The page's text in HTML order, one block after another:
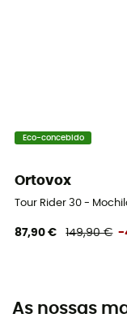
Eco-concebido
Ortovox
Tour Rider 30 -
87,90 € 149,90 € -
As nossas